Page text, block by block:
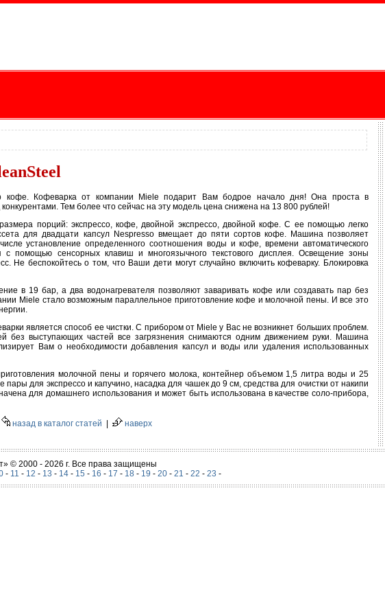
кофе. Кофеварка от компании Miele подарит Вам бодрое начало дня! Она проста в
Тем более что сейчас на эту модель цена снижена на 13 800 рублей!
порций: экспрессо, кофе, двойной экспрессо, двойной кофе. С ее помощью легко
для двадцати капсул Nespresso вмещает до пяти сортов кофе. Машина позволяет
установление определенного соотношения воды и кофе, времени автоматического
с помощью сенсорных клавиш и многоязычного текстового дисплея. Освещение зоны
Не беспокойтесь о том, что Ваши дети могут случайно включить кофеварку. Блокировка
в 19 бар, а два водонагревателя позволяют заваривать кофе или создавать пар без
Miele стало возможным параллельное приготовление кофе и молочной пены. И все это
является способ ее чистки. С прибором от Miele у Вас не возникнет больших проблем.
без выступающих частей все загрязнения снимаются одним движением руки. Машина
Вам о необходимости добавления капсул и воды или удаления использованных
молочной пены и горячего молока, контейнер объемом 1,5 литра воды и 25
для экспрессо и капучино, насадка для чашек до 9 см, средства для очистки от накипи
для домашнего использования и может быть использована в качестве соло-прибора,
назад в каталог статей наверх
© 2000 - 2026 г. Все права защищены
- 11 - 12 - 13 - 14- 15 - 16 - 17 - 18- 19 - 20- 21 - 22 - 23 -